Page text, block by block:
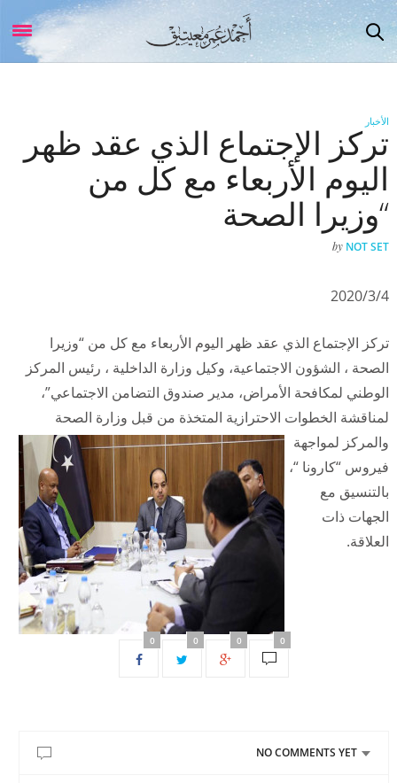
الأخبار
تركز الإجتماع الذي عقد ظهر
اليوم الأربعاء مع كل من
“وزيرا الصحة
by NOT SET
2020/3/4
تركز الإجتماع الذي عقد ظهر اليوم الأربعاء مع كل من “وزيرا
الصحة ، الشؤون الاجتماعية، وكيل وزارة الداخلية ، رئيس المركز
الوطني لمكافحة الأمراض، مدير صندوق التضامن الاجتماعي”،
لمناقشة الخطوات الاحترازية المتخذة من قبل وزارة الصحة
والمركز لمواجهة
فيروس “كارونا “،
بالتنسيق مع
الجهات ذات
العلاقة.
0 0 0 0
NO COMMENTS YET